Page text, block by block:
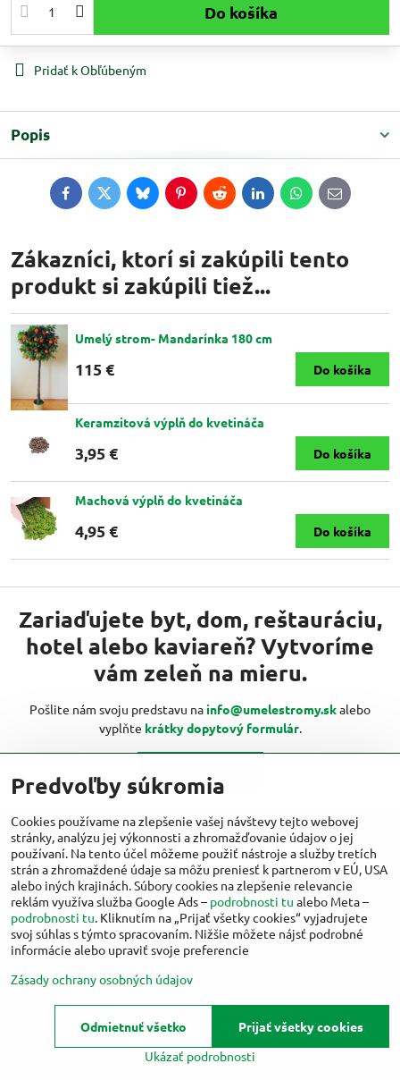
Do košíka
Pridať k Obľúbeným
Popis
FacebookTwitterBlueskyPinterestRedditLinkedInWhatsApp
E-
mail
Zákazníci, ktorí si zakúpili tento
produkt si zakúpili tiež...
Umelý strom- Mandarínka 180 cm
115 € Do košíka
Keramzitová výplň do kvetináča
3,95 € Do košíka
Machová výplň do kvetináča
4,95 € Do košíka
Zariaďujete byt, dom, reštauráciu,
hotel alebo kaviareň? Vytvoríme
vám zeleň na mieru.
Pošlite nám svoju predstavu na info@umelestromy.skalebo
vyplňte krátky dopytový formulár.
Viac inšpirácií od umelestromy.sk nájdete
aj na:
Facebook Instagram
2026
Predvoľby súkromiaZásady ochrany osobných údajov
Stav objednávky
Vytvorené pomocou:BiznisWeb.sk
Predvoľby súkromia
Cookies používame na zlepšenie vašej návštevy tejto webovej
stránky, analýzu jej výkonnosti a zhromažďovanie údajov o jej
používaní. Na tento účel môžeme použiť nástroje a služby tretích
strán a zhromaždené údaje sa môžu preniesť k partnerom v EÚ, USA
alebo iných krajinách. Súbory cookies na zlepšenie relevancie
reklám využíva služba Google Ads – podrobnosti tu alebo Meta –
podrobnosti tu. Kliknutím na „Prijať všetky cookies“ vyjadrujete
svoj súhlas s týmto spracovaním. Nižšie môžete nájsť podrobné
informácie alebo upraviť svoje preferencie
Zásady ochrany osobných údajov
Ukázať podrobnosti
Prijať všetky cookies
Odmietnuť všetko